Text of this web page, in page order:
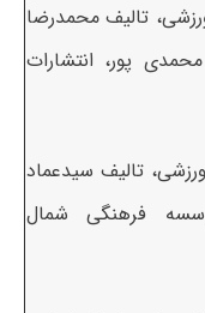
تالیف محمدرضا
پور، انتشارات
تالیف سیدعماد
فرهنگی شمال